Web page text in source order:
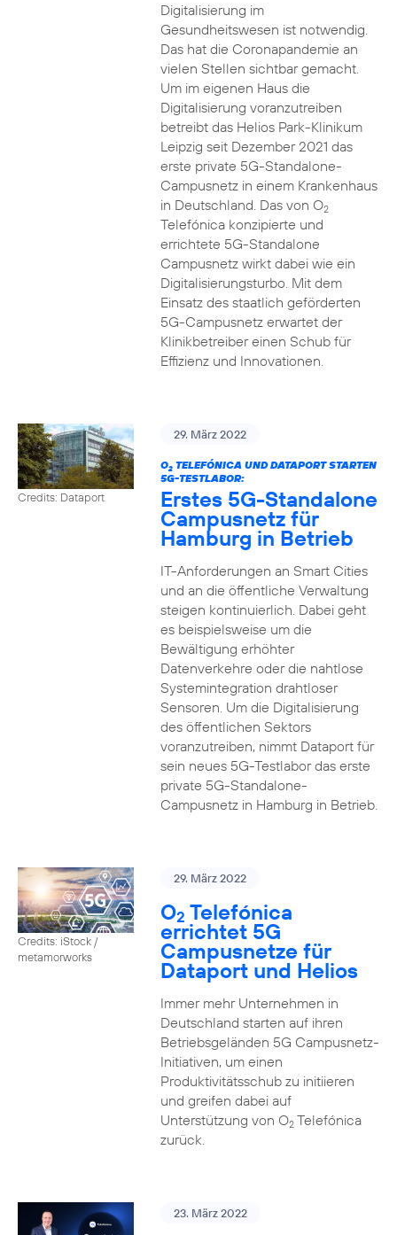
Digitalisierung im
Gesundheitswesen ist notwendig.
Das hat die Coronapandemie an
vielen Stellen sichtbar gemacht.
Um im eigenen Haus die
Digitalisierung voranzutreiben
betreibt das Helios Park-Klinikum
Leipzig seit Dezember 2021 das
erste private 5G-Standalone-
Campusnetz in einem Krankenhaus
in Deutschland. Das von O2
Telefónica konzipierte und
errichtete 5G-Standalone
Campusnetz wirkt dabei wie ein
Digitalisierungsturbo. Mit dem
Einsatz des staatlich geförderten
5G-Campusnetz erwartet der
Klinikbetreiber einen Schub für
Effizienz und Innovationen.
Credits: Dataport
29. März 2022
O2TELEFÓNICA UND DATAPORT STARTEN
5G-TESTLABOR:
Erstes 5G-Standalone
Campusnetz für
Hamburg in Betrieb
IT-Anforderungen an Smart Cities
und an die öffentliche Verwaltung
steigen kontinuierlich. Dabei geht
es beispielsweise um die
Bewältigung erhöhter
Datenverkehre oder die nahtlose
Systemintegration drahtloser
Sensoren. Um die Digitalisierung
des öffentlichen Sektors
voranzutreiben, nimmt Dataport für
sein neues 5G-Testlabor das erste
private 5G-Standalone-
Campusnetz in Hamburg in Betrieb.
Credits: iStock /
metamorworks
29. März 2022
O2 Telefónica
errichtet 5G
Campusnetze für
Dataport und Helios
Immer mehr Unternehmen in
Deutschland starten auf ihren
Betriebsgeländen 5G Campusnetz-
Initiativen, um einen
Produktivitätsschub zu initiieren
und greifen dabei auf
Unterstützung von O2Telefónica
zurück.
23. März 2022